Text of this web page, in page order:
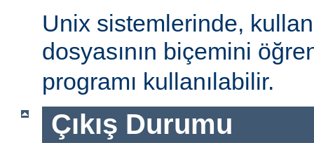
Unix sistemlerinde,
dosyasının biçemini
programı kullanılabilir.
Çıkış Durumu